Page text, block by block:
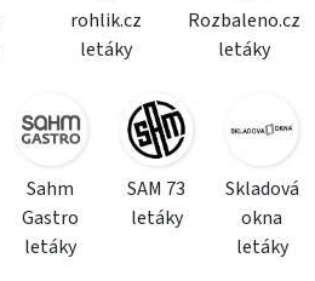
rohlik.cz
letáky
Rozbaleno.cz
letáky
Sahm
Gastro
letáky
SAM 73
letáky
Skladová
okna
letáky